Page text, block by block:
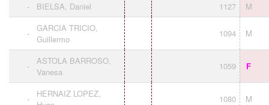
- BIELSA, Daniel 1127 M
-
GARCIA TRICIO,
Guillermo
1094 M
-
ASTOLA BARROSO,
Vanesa
1059 F
-
HERNAIZ LOPEZ,
1080 M